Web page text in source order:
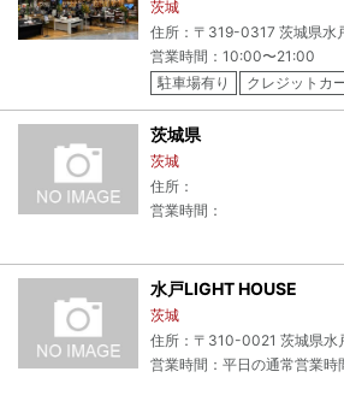
茨城
営業時間：10:00〜21:00
駐車場有り
クレジットカ
茨城県
茨城
住所：
営業時間：
水戸LIGHT HOUSE
茨城
住所：〒310-0021 茨城県